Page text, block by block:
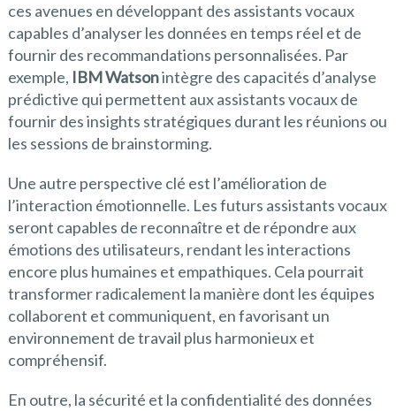
ces avenues en développant des assistants vocaux
capables d’analyser les données en temps réel et de
fournir des recommandations personnalisées. Par
exemple, IBM Watsonintègre des capacités d’analyse
prédictive qui permettent aux assistants vocaux de
fournir des insights stratégiques durant les réunions ou
les sessions de brainstorming.
Une autre perspective clé est l’amélioration de
l’interaction émotionnelle. Les futurs assistants vocaux
seront capables de reconnaître et de répondre aux
émotions des utilisateurs, rendant les interactions
encore plus humaines et empathiques. Cela pourrait
transformer radicalement la manière dont les équipes
collaborent et communiquent, en favorisant un
environnement de travail plus harmonieux et
compréhensif.
En outre, la sécurité et la confidentialité des données